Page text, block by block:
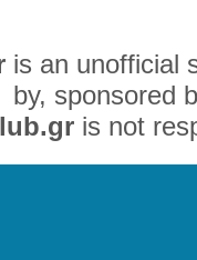
is an unofficial
by, sponsored
is not